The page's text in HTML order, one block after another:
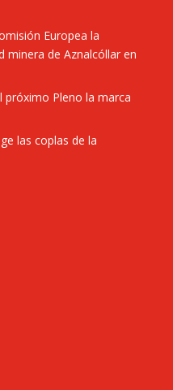
Europea la
minera de Aznalcóllar en
próximo Pleno la marca
las coplas de la